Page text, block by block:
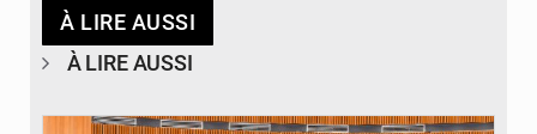
À LIRE AUSSI
À LIRE AUSSI